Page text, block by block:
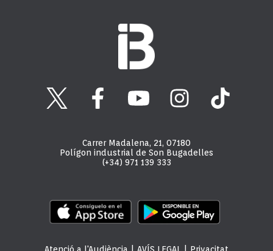
Carrer Madalena, 21, 07180
Polígon industrial de Son Bugadelles
(+34) 971 139 333